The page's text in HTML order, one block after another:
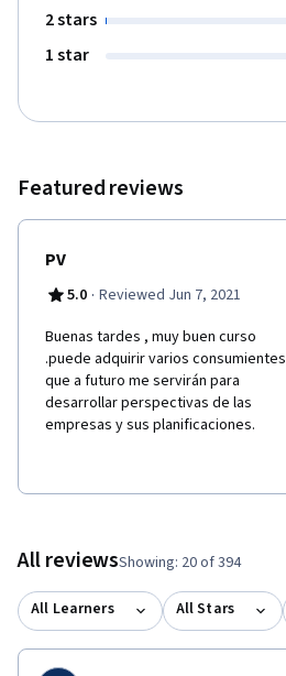
2 stars
1 star
Featured reviews
PV
5.0 · Reviewed Jun 7, 2021
Buenas tardes , muy buen curso
.puede adquirir varios consumientes
que a futuro me servirán para
desarrollar perspectivas de las
empresas y sus planificaciones.
All reviewsShowing: 20 of 394
All Learners All Stars